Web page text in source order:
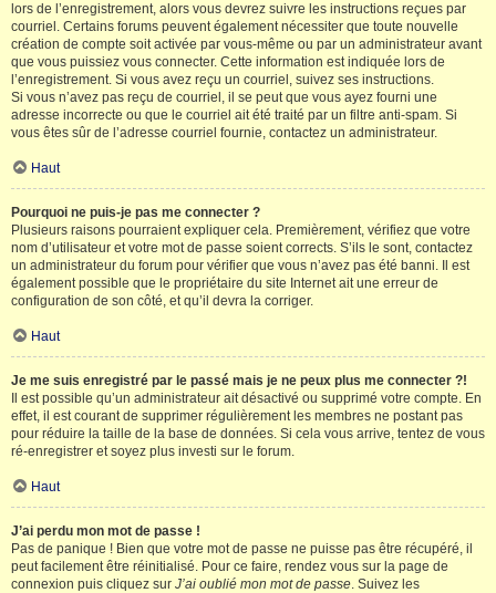
lors de l’enregistrement, alors vous devrez suivre les instructions reçues par
courriel. Certains forums peuvent également nécessiter que toute nouvelle
création de compte soit activée par vous-même ou par un administrateur avant
que vous puissiez vous connecter. Cette information est indiquée lors de
l’enregistrement. Si vous avez reçu un courriel, suivez ses instructions.
Si vous n’avez pas reçu de courriel, il se peut que vous ayez fourni une
adresse incorrecte ou que le courriel ait été traité par un filtre anti-spam. Si
vous êtes sûr de l’adresse courriel fournie, contactez un administrateur.
Haut
Pourquoi ne puis-je pas me connecter ?
Plusieurs raisons pourraient expliquer cela. Premièrement, vérifiez que votre
nom d’utilisateur et votre mot de passe soient corrects. S’ils le sont, contactez
un administrateur du forum pour vérifier que vous n’avez pas été banni. Il est
également possible que le propriétaire du site Internet ait une erreur de
configuration de son côté, et qu’il devra la corriger.
Haut
Je me suis enregistré par le passé mais je ne peux plus me connecter ?!
Il est possible qu’un administrateur ait désactivé ou supprimé votre compte. En
effet, il est courant de supprimer régulièrement les membres ne postant pas
pour réduire la taille de la base de données. Si cela vous arrive, tentez de vous
ré-enregistrer et soyez plus investi sur le forum.
Haut
J’ai perdu mon mot de passe !
Pas de panique ! Bien que votre mot de passe ne puisse pas être récupéré, il
peut facilement être réinitialisé. Pour ce faire, rendez vous sur la page de
connexion puis cliquez sur J’ai oublié mon mot de passe. Suivez les